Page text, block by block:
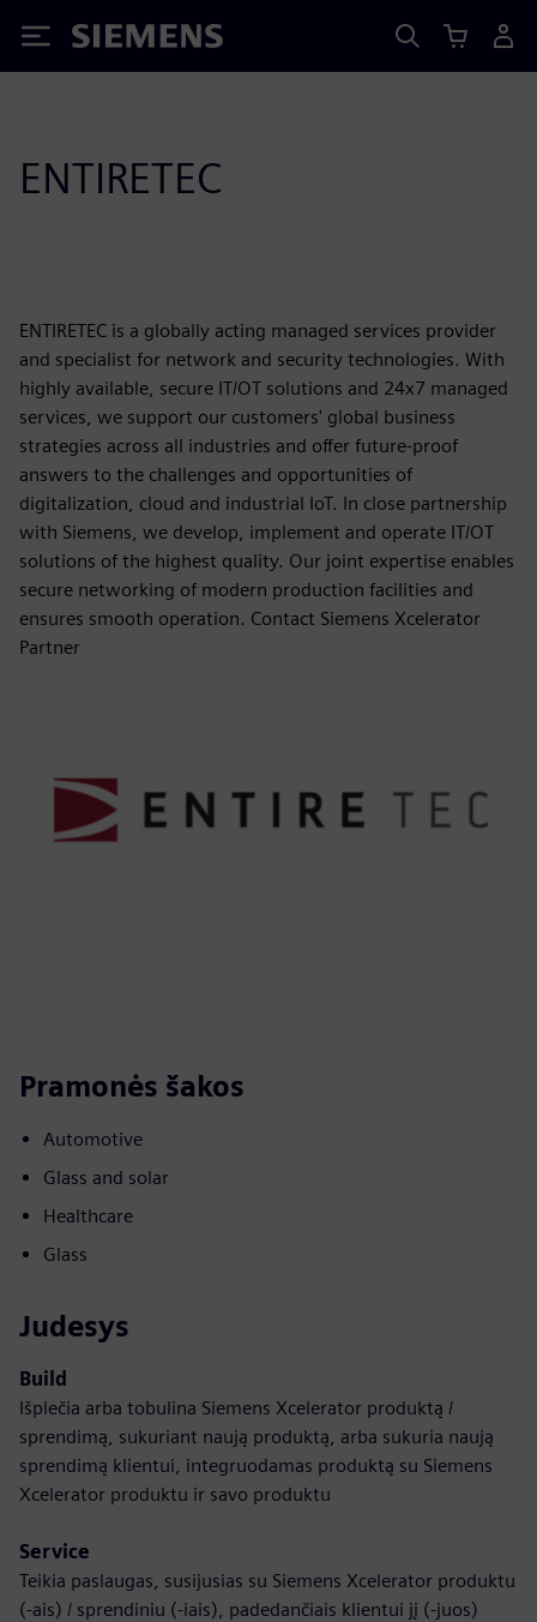
Siemens
ENTIRETEC
ENTIRETEC is a globally acting managed services provider
and specialist for network and security technologies. With
highly available, secure IT/OT solutions and 24x7 managed
services, we support our customers' global business
strategies across all industries and offer future-proof
answers to the challenges and opportunities of
digitalization, cloud and industrial IoT. In close partnership
with Siemens, we develop, implement and operate IT/OT
solutions of the highest quality. Our joint expertise enables
secure networking of modern production facilities and
ensures smooth operation. Contact Siemens Xcelerator
Partner
Pramonės šakos
Automotive
Glass and solar
Healthcare
Glass
Judesys
Build
Išplečia arba tobulina Siemens Xcelerator produktą /
sprendimą, sukuriant naują produktą, arba sukuria naują
sprendimą klientui, integruodamas produktą su Siemens
Xcelerator produktu ir savo produktu
Service
Teikia paslaugas, susijusias su Siemens Xcelerator produktu
(-ais) / sprendiniu (-iais), padedančiais klientui jį (-juos)